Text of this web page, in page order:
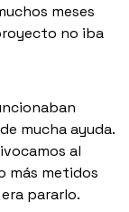
meses
no iba
mucha ayuda.
al
más metidos
pararlo.